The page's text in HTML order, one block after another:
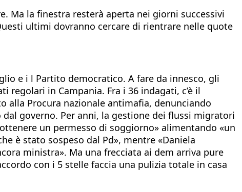
Ma la finestra resterà aperta nei giorni successivi
ultimi dovranno cercare di rientrare nelle quote
e i l Partito democratico. A fare da innesco, gli
in Campania. Fra i 36 indagati, c’è il
alla Procura nazionale antimafia, denunciando
governo. Per anni, la gestione dei flussi migratori
un permesso di soggiorno» alimentando «un
è stato sospeso dal Pd», mentre «Daniela
ministra». Ma una frecciata ai dem arriva pure
con i 5 stelle faccia una pulizia totale in casa